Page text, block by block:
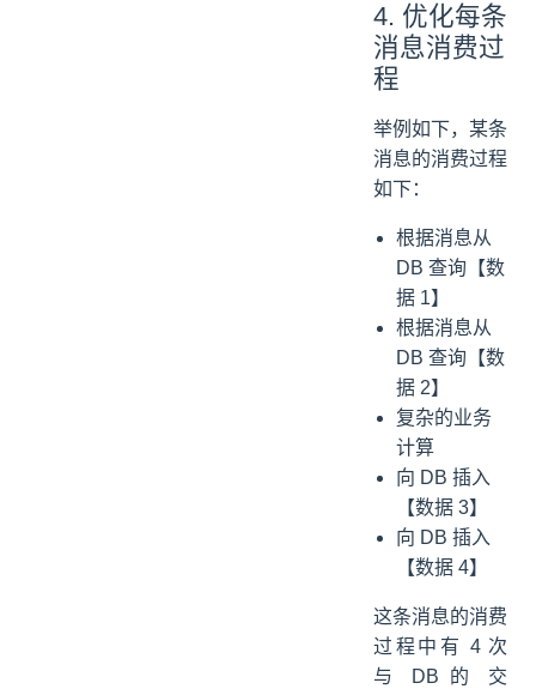
4. 优化每条
消息消费过
程
举例如下，某条
消息的消费过程
如下：
根据消息从
DB 查询【数
据 1】
根据消息从
DB 查询【数
据 2】
复杂的业务
计算
向 DB 插入
【数据 3】
向 DB 插入
【数据 4】
这条消息的消费
过程中有 4 次
与 DB 的 交